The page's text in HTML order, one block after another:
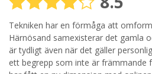
Genom att registrera godkänner
Sekretesspolicyn . Jag
reklam via e-post från
tillbaka godkännande när jag vill.
Tekniken har en förmåga att
Härnösand samexisterar det gamla
är tydligt även när det gäller
ett begrepp som inte är främmande